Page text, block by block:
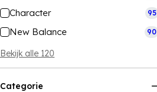
Character 95
New Balance 90
Bekijk alle 120
Categorie